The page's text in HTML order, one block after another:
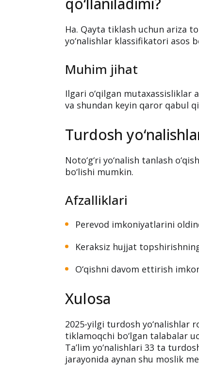
Ha. Qayta tiklash uchun ariza
yo‘nalishlar klassifikatori asos
Muhim jihat
Ilgari o‘qilgan
va shundan keyin qaror qabul
Turdosh
Noto‘g‘ri yo‘nalish tanlash
bo‘lishi mumkin.
Afzalliklari
Perevod imkoniyatlarini
Keraksiz hujjat
O‘qishni davom ettirish
Xulosa
2025-yilgi turdosh yo‘nalishlar
tiklamoqchi bo‘lgan talabalar
Ta’lim yo‘nalishlari 33 ta
jarayonida aynan shu moslik